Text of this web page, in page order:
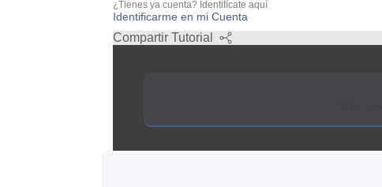
¿Tienes ya cuenta? Identifícate aquí
Identificarme en mi Cuenta
Compartir Tutorial